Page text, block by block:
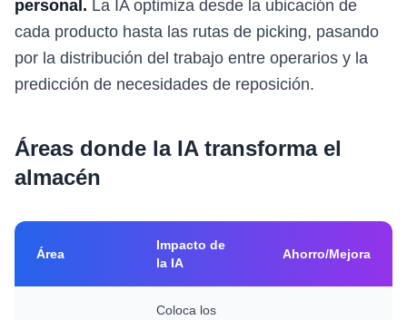
personal. La IA optimiza desde la ubicación de
cada producto hasta las rutas de picking, pasando
por la distribución del trabajo entre operarios y la
predicción de necesidades de reposición.
Áreas donde la IA transforma el
almacén
Área
Impacto de
la IA
Ahorro/Mejora
Coloca los